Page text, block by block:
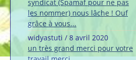
syndicat (Spamaf pour ne pas
les nommer) nous lâche ! Ouf
grâce à vous...
widyastuti / 8 avril 2020
un très grand merci pour votre